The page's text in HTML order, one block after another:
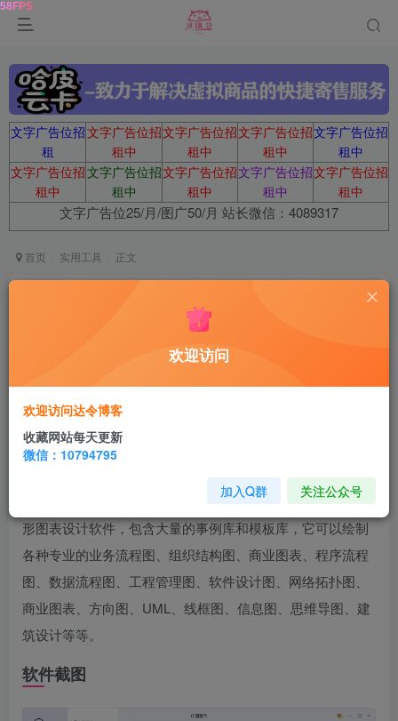
文字广告位招
租
文字广告位招
租中
文字广告位招
租中
文字广告位招
租中
文字广告位招
租中
文字广告位招
租中
文字广告位招
租中
文字广告位招
租中
文字广告位招
租中
文字广告位招
租中
文字广告位25/月/图广50/月 站长微信：4089317
首页 实用工具 正文
软件介绍
亿图图示设计
、彩页设计为一体的设计软件。无需任何绘图功底，即
可轻松创建各类图表。Edraw Max，亿图图示专家，综合图
形图表设计软件，包含大量的事例库和模板库，它可以绘制
各种专业的业务流程图、组织结构图、商业图表、程序流程
图、数据流程图、工程管理图、软件设计图、网络拓扑图、
商业图表、方向图、UML、线框图、信息图、思维导图、建
筑设计等等。
软件截图
欢迎访问
欢迎访问达令博客
收藏网站每天更新
微信：10794795
加入Q群 关注公众号